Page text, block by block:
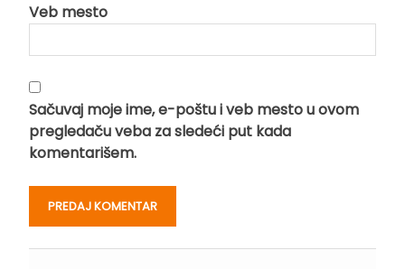
Veb mesto
Sačuvaj moje ime, e-poštu i veb mesto u ovom
pregledaču veba za sledeći put kada
komentarišem.